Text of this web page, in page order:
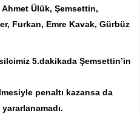
Ülük, Şemsettin,
Furkan, Emre Kavak, Gürbüz
5.dakikada Şemsettin’in
penaltı kazansa da